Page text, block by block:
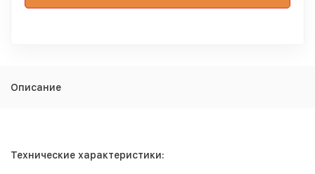
Описание
Технические характеристики: